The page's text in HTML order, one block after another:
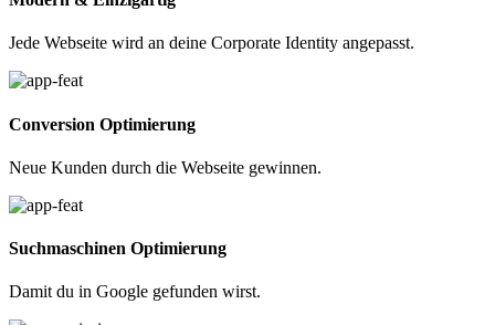
Jede Webseite wird an deine Corporate Identity angepasst.
Conversion Optimierung
Neue Kunden durch die Webseite gewinnen.
Suchmaschinen Optimierung
Damit du in Google gefunden wirst.